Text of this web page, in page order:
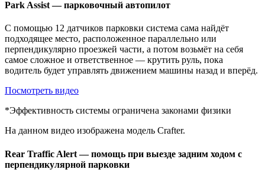
Park Assist — парковочный автопилот
С помощью 12 датчиков парковки система сама найдёт
подходящее место, расположенное параллельно или
перпендикулярно проезжей части, а потом возьмёт на себя
самое сложное и ответственное — крутить руль, пока
водитель будет управлять движением машины назад и вперёд.
Посмотреть видео
*Эффективность системы ограничена законами физики
На данном видео изображена модель Crafter.
Rear Traffic Alert — помощь при выезде задним ходом с
перпендикулярной парковки